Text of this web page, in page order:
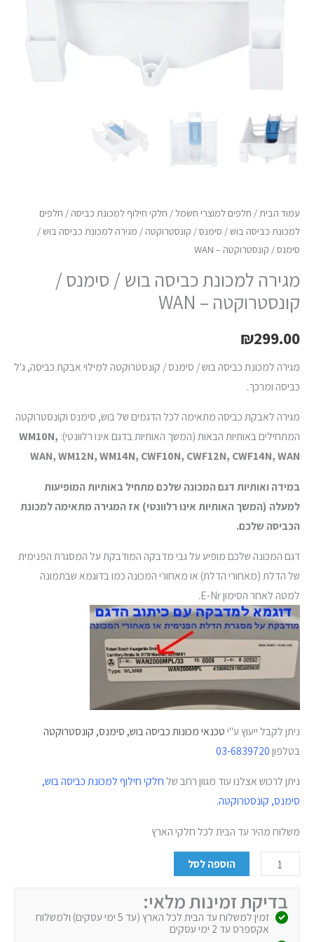
עמוד הבית/ חלפים למוצרי חשמל/ חלקי חילוף למכונת כביסה / חלפים
למכונת כביסה בוש / סימנס / קונסטרוקטה / מגירה למכונת כביסה בוש /
סימנס / קונסטרוקטה – WAN
מגירה למכונת כביסה בוש / סימנס /
קונסטרוקטה – WAN
₪299.00
מגירה למכונת כביסה בוש / סימנס / קונסטרוקטה למילוי אבקת כביסה, ג'ל
כביסה ומרכך.
מגירה לאבקת כביסה מתאימה לכל הדגמים של בוש, סימנס וקונסטרוקטה
המתחילים באותיות הבאות (המשך האותיות בדגם אינו רלוונטי): WM10N,
WAN, WM12N, WM14N, CWF10N, CWF12N, CWF14N, WAN
במידה ואותיות דגם המכונה שלכם מתחיל באותיות המופיעות
למעלה ׁ(המשך האותיות אינו רלוונטי) אז המגירה מתאימה למכונת
הכביסה שלכם.
דגם המכונה שלכם מופיע על גבי מדבקה המודבקת על המסגרת הפנימית
של הדלת (מאחורי הדלת) או מאחורי המכונה כמו בדוגמא שבתמונה
למטה לאחר הסימון E-Nr.
ניתן לקבל ייעוץ ע"י טכנאי מכונות כביסה בוש, סימנס, קונסטרוקטה
בטלפון
03-6839720
ניתן לרכוש אצלנו עוד מגוון רחב של חלקי חילוף למכונת כביסה בוש,
סימנס, קונסטרוקטה.
משלוח מהיר עד הבית לכל חלקי הארץ
הוספה לסל
בדיקת זמינות מלאי:
זמין למשלוח עד הבית לכל הארץ (עד 5 ימי עסקים) ולמשלוח
אקספרס עד 2 ימי עסקים